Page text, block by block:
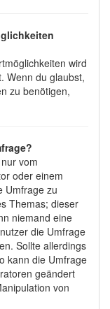
wird
Wenn du glaubst,
zu benötigen,
vom
oder einem
Umfrage zu
Themas; dieser
niemand eine
die Umfrage
Sollte allerdings
kann die Umfrage
geändert
von